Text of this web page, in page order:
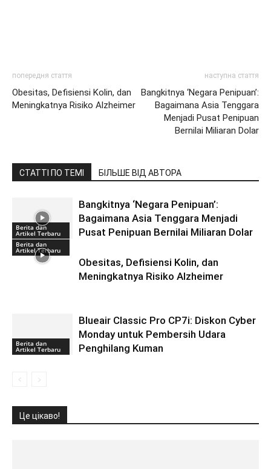
попередня стаття
Obesitas, Defisiensi Kolin, dan
Meningkatnya Risiko Alzheimer
наступна стаття
Bangkitnya ‘Negara Penipuan’:
Bagaimana Asia Tenggara
Menjadi Pusat Penipuan
Bernilai Miliaran Dolar
СТАТТІ ПО ТЕМІ БІЛЬШЕ ВІД АВТОРА
Berita dan
Artikel Terbaru
Bangkitnya ‘Negara Penipuan’:
Bagaimana Asia Tenggara Menjadi
Pusat Penipuan Bernilai Miliaran Dolar
Berita dan
Artikel Terbaru
Obesitas, Defisiensi Kolin, dan
Meningkatnya Risiko Alzheimer
Berita dan
Artikel Terbaru
Blueair Classic Pro CP7i: Diskon Cyber
Monday untuk Pembersih Udara
Penghilang Kuman
Це цікаво!